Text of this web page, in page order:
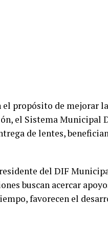
el Estado de
y evitar el maltrato y la
conforme a
dentro de los
los perros
de Xocotla no ha
el propósito de mejorar
el Sistema Municipal
de lentes,
del DIF
buscan acercar
favorecen el